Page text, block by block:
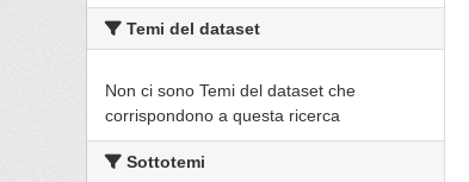
Temi del dataset
Non ci sono Temi del dataset che
corrispondono a questa ricerca
Sottotemi